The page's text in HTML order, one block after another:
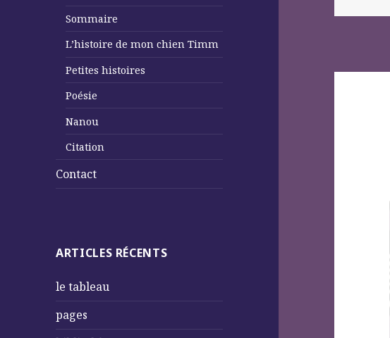
Sommaire
L’histoire de mon chien Timm
Petites histoires
Poésie
Nanou
Citation
Contact
ARTICLES RÉCENTS
le tableau
pages